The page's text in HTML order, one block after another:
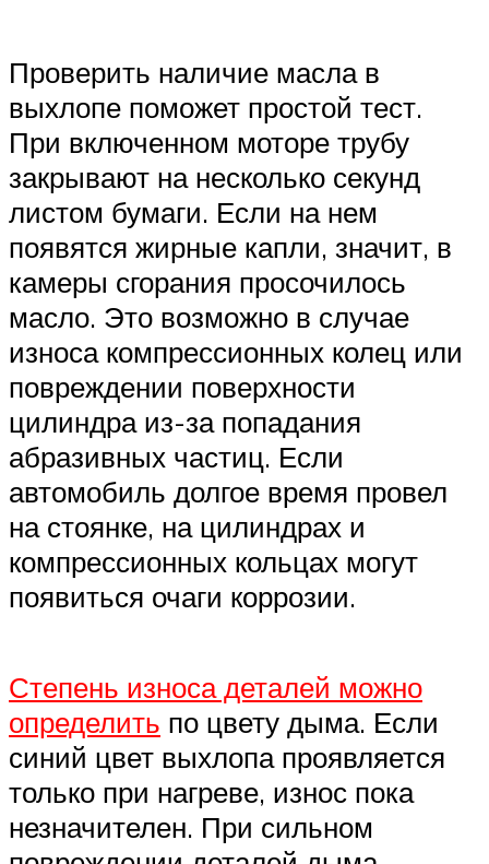
Проверить наличие масла в
выхлопе поможет простой тест.
При включенном моторе трубу
закрывают на несколько секунд
листом бумаги. Если на нем
появятся жирные капли, значит, в
камеры сгорания просочилось
масло. Это возможно в случае
износа компрессионных колец или
повреждении поверхности
цилиндра из-за попадания
абразивных частиц. Если
автомобиль долгое время провел
на стоянке, на цилиндрах и
компрессионных кольцах могут
появиться очаги коррозии.
Степень износа деталей можно
определить по цвету дыма. Если
синий цвет выхлопа проявляется
только при нагреве, износ пока
незначителен. При сильном